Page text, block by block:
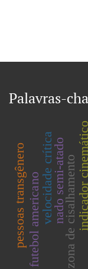
Palavras-
zona de cisalhamentoindicador cinemático
nado semi-atado
velocidade crítica
futebol americano
pessoas transgênero